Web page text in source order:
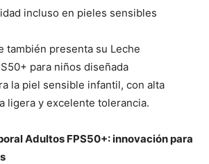
incluso en pieles sensibles
también presenta su Leche
para niños diseñada
la piel sensible infantil, con alta
ligera y excelente tolerancia.
Adultos FPS50+: innovación para